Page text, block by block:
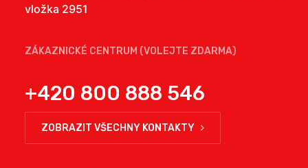
vložka 2951
ZÁKAZNICKÉ CENTRUM (VOLEJTE ZDARMA)
+420 800 888 546
ZOBRAZIT VŠECHNY KONTAKTY